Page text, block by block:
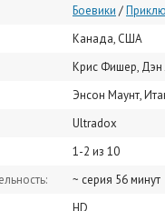
Боевики /
Канада, США
Крис Фишер,
Энсон Маунт, Итан Пек, Кристина Чун, Мелисса Навия,
Ultradox
1-2 из 10
~ серия 56 минут
HD